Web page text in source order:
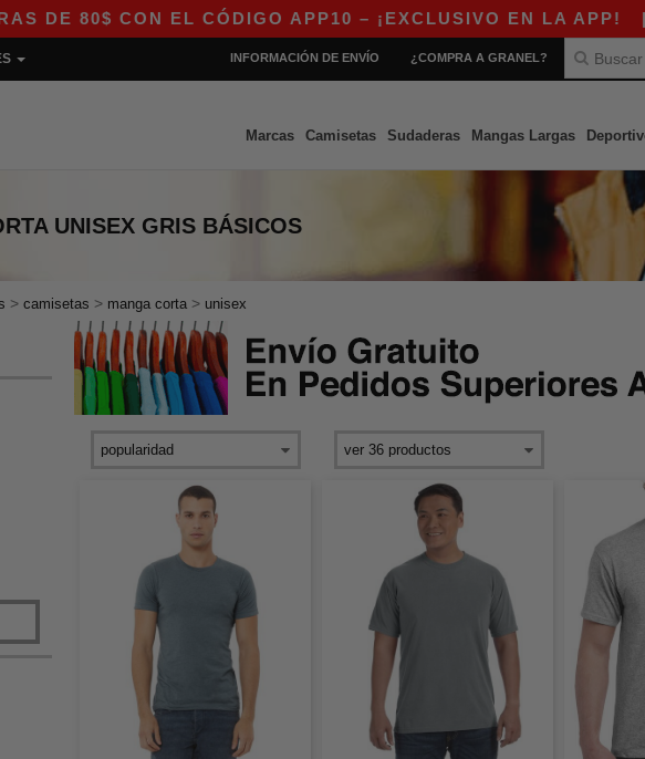
80$ CON EL CÓDIGO APP10 – ¡EXCLUSIVO EN LA APP!|
INFORMACIÓN DE ENVÍO ¿COMPRA A GRANEL?
Marcas Camisetas Sudaderas Mangas Largas
UNISEX GRIS BÁSICOS
> camisetas > manga corta > unisex